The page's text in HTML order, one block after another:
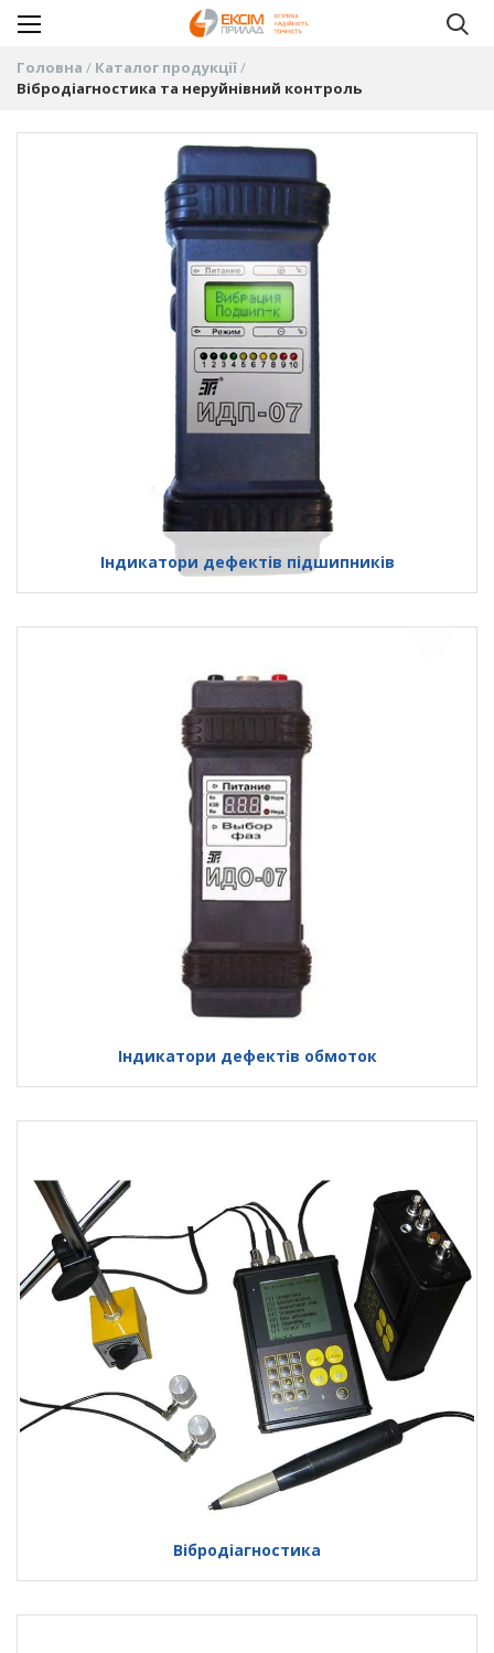
Головна
Каталог продукції
Вібродіагностика та неруйнівний контроль
Індикатори дефектів підшипників
Індикатори дефектів обмоток
Вібродіагностика